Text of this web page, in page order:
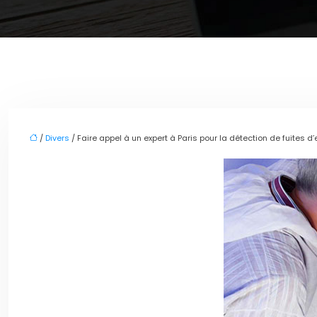
/Divers / Faire appel à un expert à Paris pour la détection de fuites